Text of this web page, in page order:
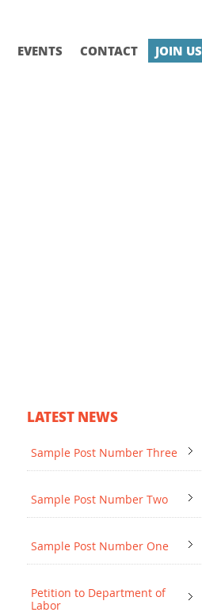
EVENTS CONTACT JOIN US
LATEST NEWS
Sample Post Number Three
Sample Post Number Two
Sample Post Number One
Petition to Department of
Labor